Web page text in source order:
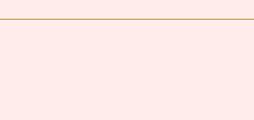
dispensasjonssoeknad + strukturert beskrivelse av
for nabovarsel) er ute i test
og uten ansvarsrett.